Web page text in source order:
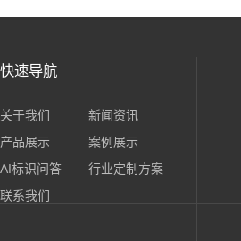
快速导航
关于我们
新闻资讯
产品展示
案例展示
AI标识问答
行业定制方案
联系我们